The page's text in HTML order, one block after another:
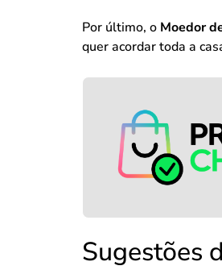
Por último, o Moedor
quer acordar toda a
Sugestões